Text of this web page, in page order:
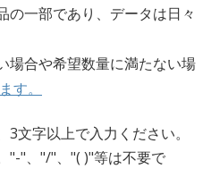
の一部であり、データは日々
場合や希望数量に満たない場
す。
文字以上で入力ください。
"-"、"/"、"( )"等は不要で